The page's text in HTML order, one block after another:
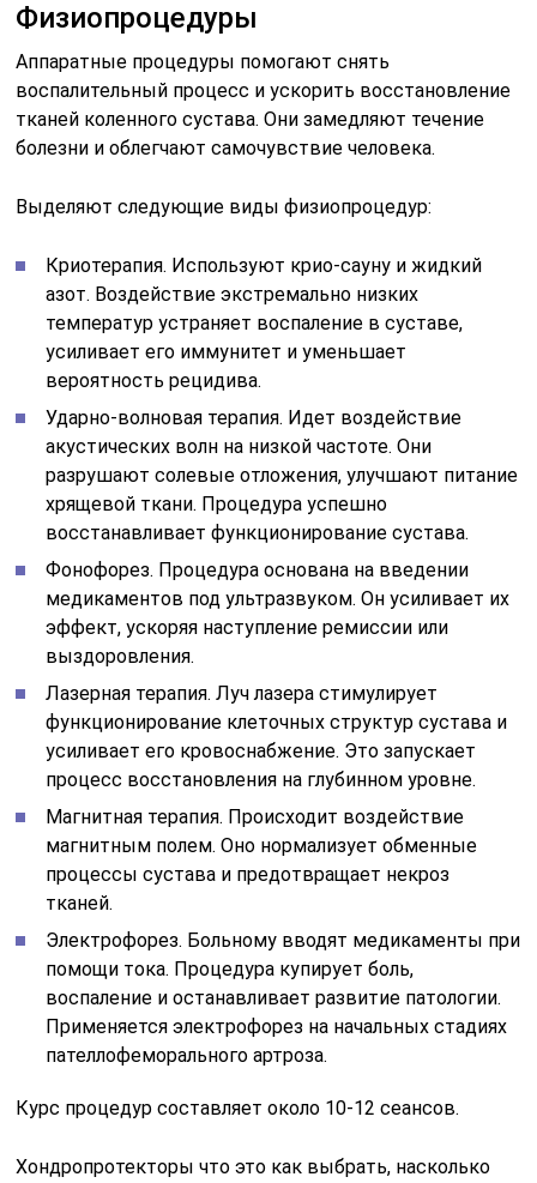
Физиопроцедуры
Аппаратные процедуры помогают снять
воспалительный процесс и ускорить восстановление
тканей коленного сустава. Они замедляют течение
болезни и облегчают самочувствие человека.
Выделяют следующие виды физиопроцедур:
Криотерапия. Используют крио-сауну и жидкий
азот. Воздействие экстремально низких
температур устраняет воспаление в суставе,
усиливает его иммунитет и уменьшает
вероятность рецидива.
Ударно-волновая терапия. Идет воздействие
акустических волн на низкой частоте. Они
разрушают солевые отложения, улучшают питание
хрящевой ткани. Процедура успешно
восстанавливает функционирование сустава.
Фонофорез. Процедура основана на введении
медикаментов под ультразвуком. Он усиливает их
эффект, ускоряя наступление ремиссии или
выздоровления.
Лазерная терапия. Луч лазера стимулирует
функционирование клеточных структур сустава и
усиливает его кровоснабжение. Это запускает
процесс восстановления на глубинном уровне.
Магнитная терапия. Происходит воздействие
магнитным полем. Оно нормализует обменные
процессы сустава и предотвращает некроз
тканей.
Электрофорез. Больному вводят медикаменты при
помощи тока. Процедура купирует боль,
воспаление и останавливает развитие патологии.
Применяется электрофорез на начальных стадиях
пателлофеморального артроза.
Курс процедур составляет около 10-12 сеансов.
Хондропротекторы что это как выбрать, насколько